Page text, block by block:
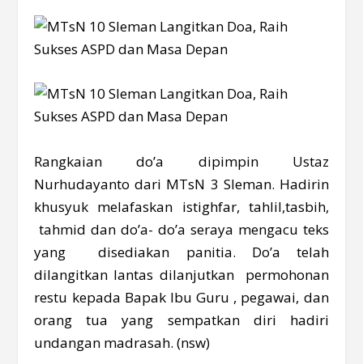
Rangkaian do’a dipimpin Ustaz
Nurhudayanto dari MTsN 3 Sleman. Hadirin
khusyuk melafaskan istighfar, tahlil,tasbih,
tahmid dan do’a- do’a seraya mengacu teks
yang disediakan panitia. Do’a telah
dilangitkan lantas dilanjutkan permohonan
restu kepada Bapak Ibu Guru , pegawai, dan
orang tua yang sempatkan diri hadiri
undangan madrasah. (nsw)